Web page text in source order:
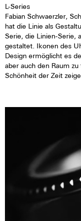
L-Series
Fabian Schwaerzler,
hat die Linie als
Serie, die Linien-Serie,
gestaltet. Ikonen des
Design ermöglicht es
aber auch den Raum
Schönheit der Zeit